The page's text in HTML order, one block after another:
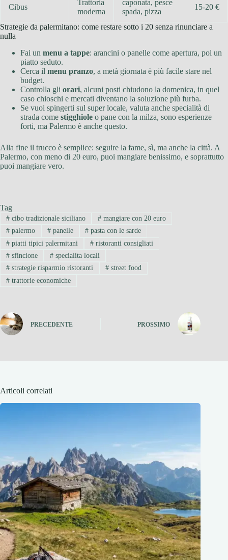
Cibus
Trattoria
moderna
caponata, pesce
spada, pizza
15-20 €
Strategie da palermitano: come restare sotto i 20 senza rinunciare a
nulla
Fai un menu a tappe: arancini o panelle come apertura, poi un
piatto seduto.
Cerca il menu pranzo, a metà giornata è più facile stare nel
budget.
Controlla gli orari, alcuni posti chiudono la domenica, in quel
caso chioschi e mercati diventano la soluzione più furba.
Se vuoi spingerti sul super locale, valuta anche specialità di
strada come stigghiole o pane con la milza, sono esperienze
forti, ma Palermo è anche questo.
Alla fine il trucco è semplice: seguire la fame, sì, ma anche la città. A
Palermo, con meno di 20 euro, puoi mangiare benissimo, e soprattutto
puoi mangiare vero.
Tag
#cibo tradizionale siciliano #mangiare con 20 euro
#palermo #panelle # pasta con le sarde
#piatti tipici palermitani #ristoranti consigliati
#sfincione #specialita locali
#strategie risparmio ristoranti #street food
#trattorie economiche
PRECEDENTE PROSSIMO
Articoli correlati